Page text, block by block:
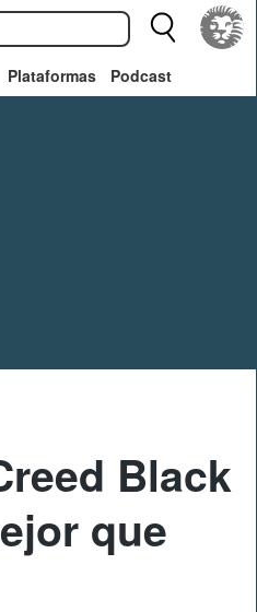
Plataformas Podcast
Black
que